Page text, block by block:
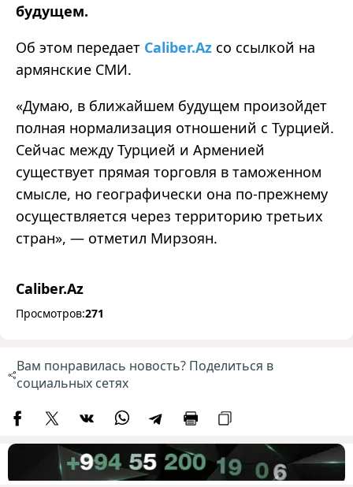
будущем.
Об этом передает Caliber.Az со ссылкой на
армянские СМИ.
«Думаю, в ближайшем будущем произойдет
полная нормализация отношений с Турцией.
Сейчас между Турцией и Арменией
существует прямая торговля в таможенном
смысле, но географически она по-прежнему
осуществляется через территорию третьих
стран», — отметил Мирзоян.
Caliber.Az
Просмотров:271
Вам понравилась новость? Поделиться в
социальных сетях